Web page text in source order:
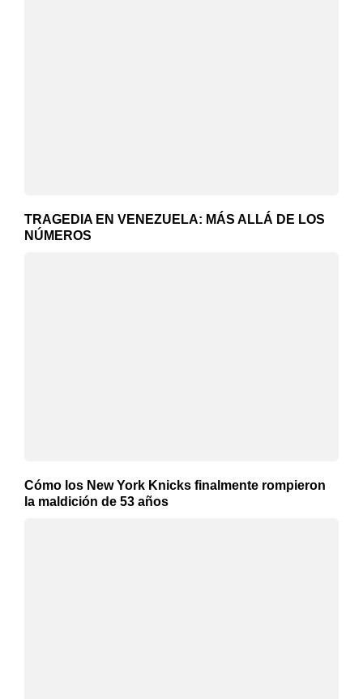
TRAGEDIA EN VENEZUELA: MÁS ALLÁ DE LOS
NÚMEROS
Cómo los New York Knicks finalmente rompieron
la maldición de 53 años